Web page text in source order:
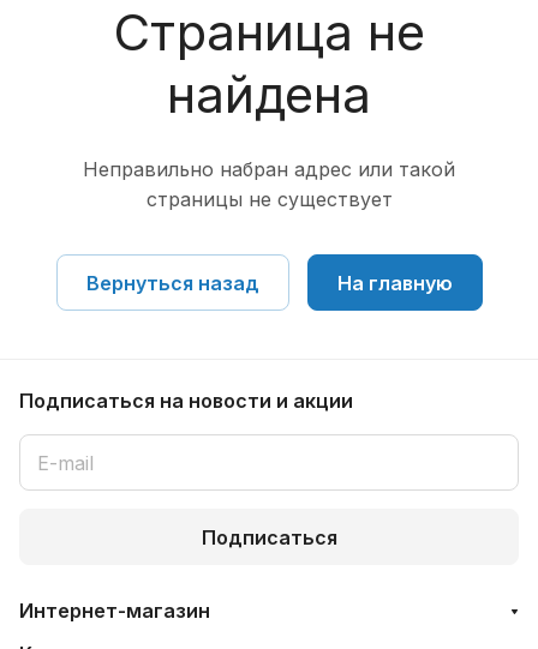
Страница не
найдена
Неправильно набран адрес или такой
страницы не существует
Вернуться назад На главную
Подписаться на новости и акции
Подписаться
Интернет-магазин